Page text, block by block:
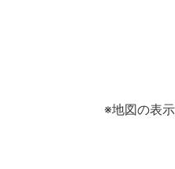
※地図の表